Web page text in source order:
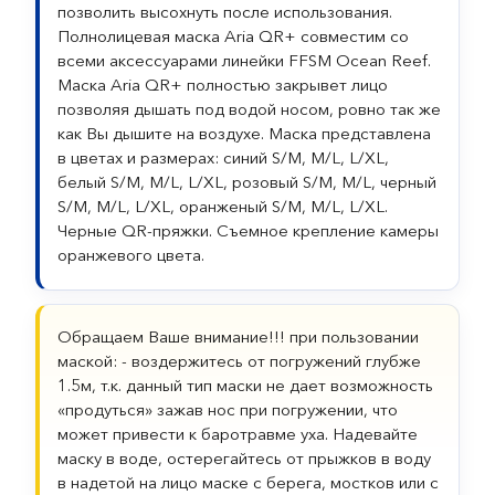
позволить высохнуть после использования.
Полнолицевая маска Aria QR+ совместим со
всеми аксессуарами линейки FFSM Ocean Reef.
Маска Aria QR+ полностью закрывет лицо
позволяя дышать под водой носом, ровно так же
как Вы дышите на воздухе. Маска представлена
в цветах и размерах: синий S/M, M/L, L/XL,
белый S/M, M/L, L/XL, розовый S/M, M/L, черный
S/M, M/L, L/XL, оранженый S/M, M/L, L/XL.
Черные QR-пряжки. Съемное крепление камеры
оранжевого цвета.
Обращаем Ваше внимание!!! при пользовании
маской: - воздержитесь от погружений глубже
1.5м, т.к. данный тип маски не дает возможность
«продуться» зажав нос при погружении, что
может привести к баротравме уха. Надевайте
маску в воде, остерегайтесь от прыжков в воду
в надетой на лицо маске с берега, мостков или с